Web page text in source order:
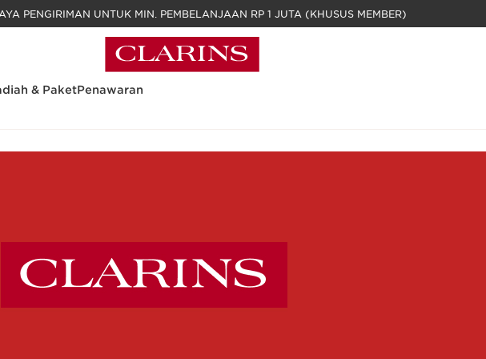
GRATIS BIAYA PENGIRIMAN UNTUK MIN. PEMBELANJAAN RP 1 JUTA (KHUSUS MEMBER)
& PaketPenawaran